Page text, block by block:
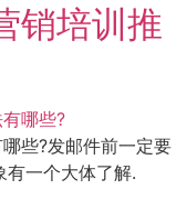
销培训推
些?发邮件前一定要
有一个大体了解.